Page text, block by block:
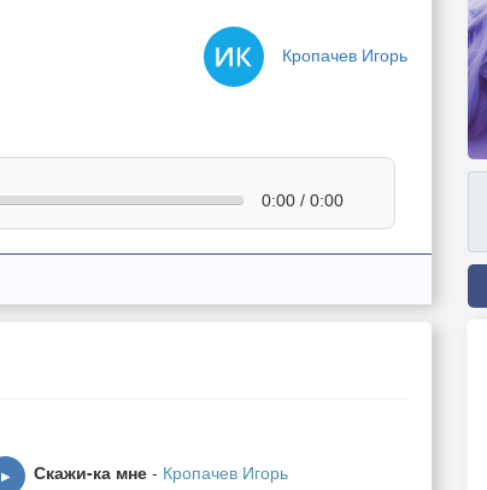
Кропачев Игорь
0:00 / 0:00
▶ Скажи-ка мне - Кропачев Игорь